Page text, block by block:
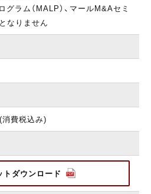
ラム（MALP）、マールM&Aセミ
なりません
費税込み)
トダウンロード